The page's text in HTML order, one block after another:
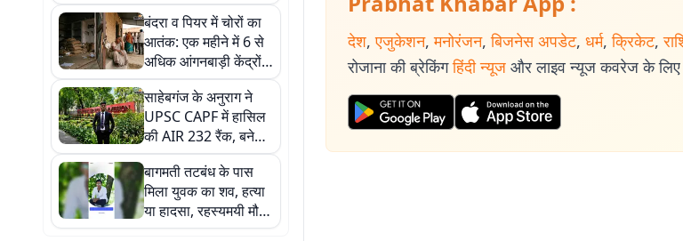
में अमर हुआ शहर
बंदरा व पियर में चोरों का
आतंक: एक महीने में 6 से
अधिक आंगनबाड़ी केंद्रों
का कटा ताला, टीवी व
इनवर्टर पार
साहेबगंज के अनुराग ने
UPSC CAPF में हासिल
की AIR 232 रैंक, बने
असिस्टेंट कमांडेंट
बागमती तटबंध के पास
मिला युवक का शव, हत्या
या हादसा, रहस्यमयी मौत
से सनसनी
देश, एजुकेशन, मनोरंजन, बिजनेस अपडेट, धर्म, क्रिकेट,
रोजाना की ब्रेकिंग हिंदी न्यूज और लाइव न्यूज कवरेज के लिए